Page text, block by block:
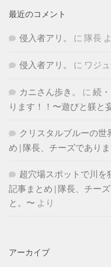
最近のコメント
侵入者アリ。 に 隊長
侵入者アリ。 に ワジ
カニさん歩き。 に 続
ります！！〜遊びと躾と
クリスタルブルーの世
め | 隊長、チーズであり
超穴場スポットで川を
記事まとめ | 隊長、チー
と。〜 より
アーカイブ